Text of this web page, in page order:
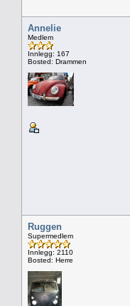
Annelie
Medlem
Innlegg: 167
Bosted: Drammen
Ruggen
Supermedlem
Innlegg: 2110
Bosted: Herre